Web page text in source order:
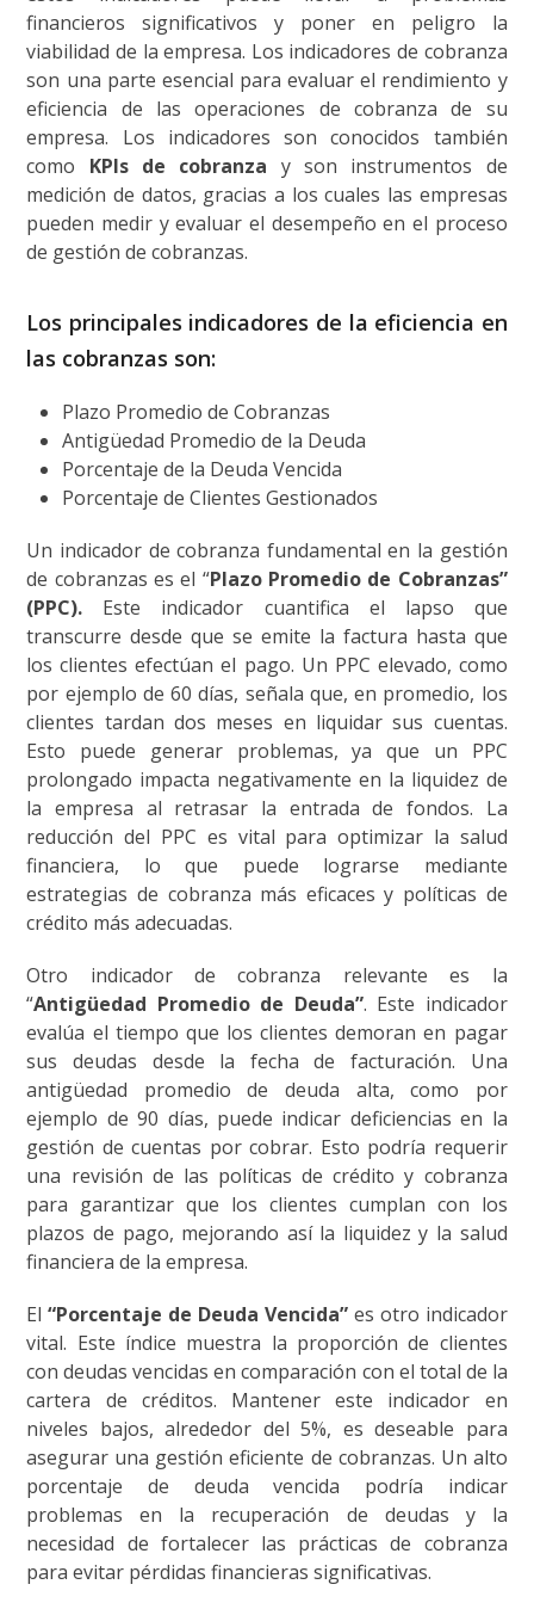
financieros significativos y poner en peligro la
viabilidad de la empresa. Los indicadores de cobranza
son una parte esencial para evaluar el rendimiento y
eficiencia de las operaciones de cobranza de su
empresa. Los indicadores son conocidos también
como KPIs de cobranza y son instrumentos de
medición de datos, gracias a los cuales las empresas
pueden medir y evaluar el desempeño en el proceso
de gestión de cobranzas.
Los principales indicadores de la eficiencia en
las cobranzas son:
Plazo Promedio de Cobranzas
Antigüedad Promedio de la Deuda
Porcentaje de la Deuda Vencida
Porcentaje de Clientes Gestionados
Un indicador de cobranza fundamental en la gestión
de cobranzas es el “Plazo Promedio de Cobranzas”
(PPC). Este indicador cuantifica el lapso que
transcurre desde que se emite la factura hasta que
los clientes efectúan el pago. Un PPC elevado, como
por ejemplo de 60 días, señala que, en promedio, los
clientes tardan dos meses en liquidar sus cuentas.
Esto puede generar problemas, ya que un PPC
prolongado impacta negativamente en la liquidez de
la empresa al retrasar la entrada de fondos. La
reducción del PPC es vital para optimizar la salud
financiera, lo que puede lograrse mediante
estrategias de cobranza más eficaces y políticas de
crédito más adecuadas.
Otro indicador de cobranza relevante es la
“Antigüedad Promedio de Deuda”. Este indicador
evalúa el tiempo que los clientes demoran en pagar
sus deudas desde la fecha de facturación. Una
antigüedad promedio de deuda alta, como por
ejemplo de 90 días, puede indicar deficiencias en la
gestión de cuentas por cobrar. Esto podría requerir
una revisión de las políticas de crédito y cobranza
para garantizar que los clientes cumplan con los
plazos de pago, mejorando así la liquidez y la salud
financiera de la empresa.
El“Porcentaje de Deuda Vencida”es otro indicador
vital. Este índice muestra la proporción de clientes
con deudas vencidas en comparación con el total de la
cartera de créditos. Mantener este indicador en
niveles bajos, alrededor del 5%, es deseable para
asegurar una gestión eficiente de cobranzas. Un alto
porcentaje de deuda vencida podría indicar
problemas en la recuperación de deudas y la
necesidad de fortalecer las prácticas de cobranza
para evitar pérdidas financieras significativas.